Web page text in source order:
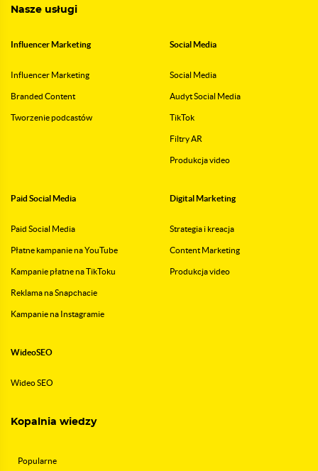
Nasze usługi
Influencer Marketing
Influencer Marketing
Branded Content
Tworzenie podcastów
Social Media
Social Media
Audyt Social Media
TikTok
Filtry AR
Produkcja video
Paid Social Media
Paid Social Media
Płatne kampanie na YouTube
Kampanie płatne na TikToku
Reklama na Snapchacie
Kampanie na Instagramie
Digital Marketing
Strategia i kreacja
Content Marketing
Produkcja video
WideoSEO
Wideo SEO
Kopalnia wiedzy
Popularne